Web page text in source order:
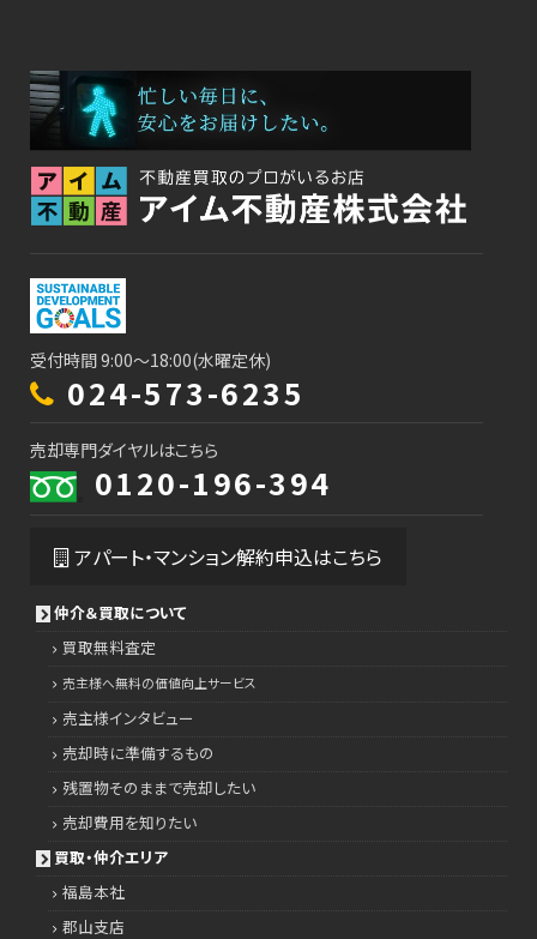
受付時間 9:00～18:00(水曜定休)
024-573-6235
売却専門ダイヤルはこちら
0120-196-394
アパート・マンション解約申込はこちら
仲介＆買取について
買取無料査定
売主様へ無料の価値向上サービス
売主様インタビュー
売却時に準備するもの
残置物そのままで売却したい
売却費用を知りたい
買取・仲介エリア
福島本社
郡山支店